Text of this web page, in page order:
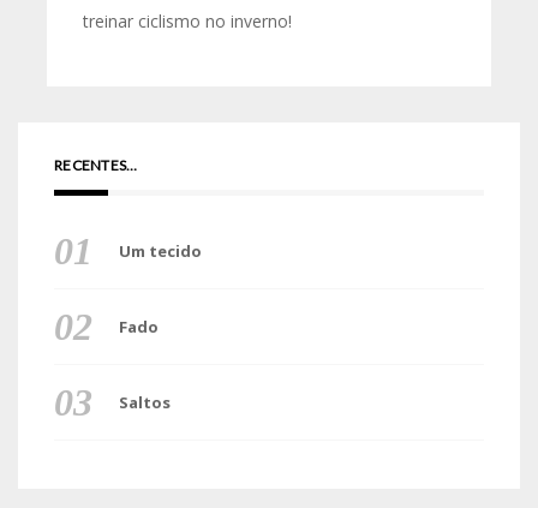
treinar ciclismo no inverno!
RECENTES…
Um tecido
Fado
Saltos